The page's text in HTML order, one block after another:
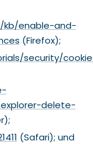
kb/enable-and-
(Firefox);
security/
delete-
(Safari); und